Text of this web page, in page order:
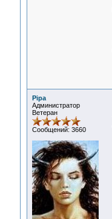
Pipa
Администратор
Ветеран
Сообщений: 3660